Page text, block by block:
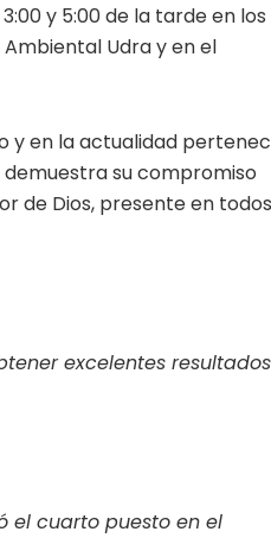
y 5:00 de la tarde en los
Udra y en el
y en la actualidad
demuestra su compromiso
de Dios, presente en todos
excelentes resultados
el cuarto puesto en el